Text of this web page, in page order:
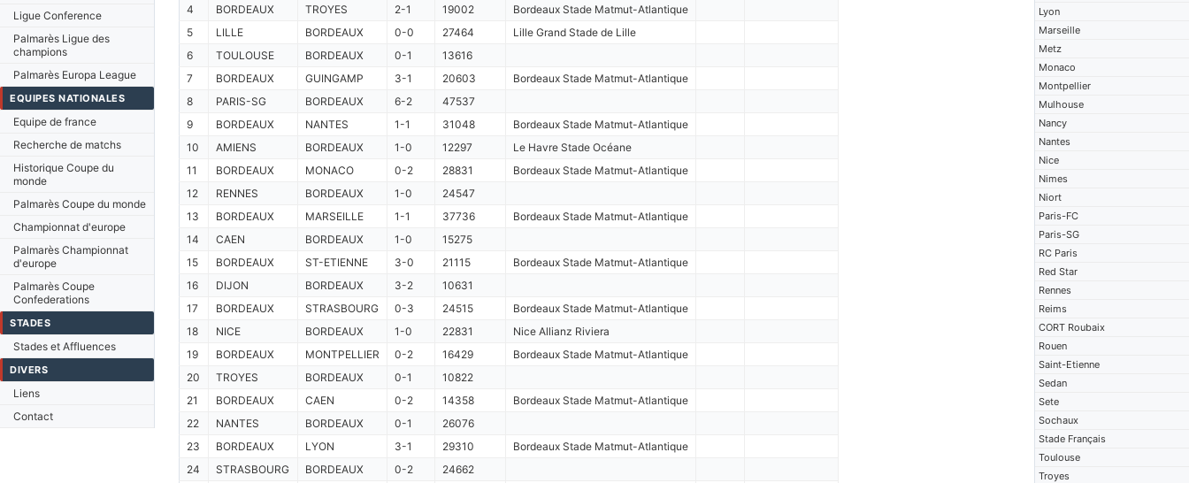
Ligue Conference
Palmarès Ligue des
champions
Palmarès Europa League
EQUIPES NATIONALES
Equipe de france
Recherche de matchs
Historique Coupe du
monde
Palmarès Coupe du monde
Championnat d'europe
Palmarès Championnat
d'europe
Palmarès Coupe
Confederations
STADES
Stades et Affluences
DIVERS
Liens
Contact
Lyon
Marseille
Metz
Monaco
Montpellier
Mulhouse
Nancy
Nantes
Nice
Nimes
Niort
Paris-FC
Paris-SG
RC Paris
Red Star
Rennes
Reims
CORT Roubaix
Rouen
Saint-Etienne
Sedan
Sete
Sochaux
Stade Français
Toulouse
Troyes
4
BORDEAUX TROYES 2-1 19002
Bordeaux Stade Matmut-Atlantique
5
LILLE BORDEAUX 0-0 27464
Lille Grand Stade de Lille
6
TOULOUSE BORDEAUX 0-1
13616
7
BORDEAUX GUINGAMP 3-1 20603
Bordeaux Stade Matmut-Atlantique
8
PARIS-SG BORDEAUX 6-2
47537
9
BORDEAUX NANTES 1-1 31048
Bordeaux Stade Matmut-Atlantique
10
AMIENS BORDEAUX 1-0 12297
Le Havre Stade Océane
11
BORDEAUX MONACO 0-2 28831
Bordeaux Stade Matmut-Atlantique
12
RENNES BORDEAUX 1-0
24547
13
BORDEAUX MARSEILLE 1-1 37736
Bordeaux Stade Matmut-Atlantique
14
CAEN BORDEAUX 1-0
15275
15
BORDEAUX ST-ETIENNE 3-0 21115
Bordeaux Stade Matmut-Atlantique
16
DIJON BORDEAUX 3-2
10631
17
BORDEAUX STRASBOURG 0-3 24515
Bordeaux Stade Matmut-Atlantique
18
NICE BORDEAUX 1-0 22831
Nice Allianz Riviera
19
BORDEAUX MONTPELLIER 0-2 16429
Bordeaux Stade Matmut-Atlantique
20
TROYES BORDEAUX 0-1
10822
21
BORDEAUX CAEN 0-2 14358
Bordeaux Stade Matmut-Atlantique
22
NANTES BORDEAUX 0-1
26076
23
BORDEAUX LYON 3-1 29310
Bordeaux Stade Matmut-Atlantique
24
STRASBOURG BORDEAUX 0-2
24662